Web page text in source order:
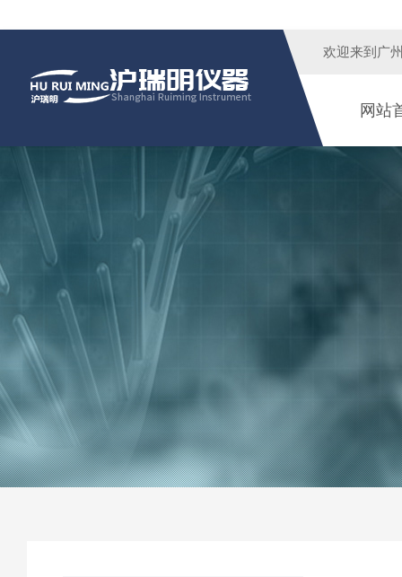
欢迎来到广
网站